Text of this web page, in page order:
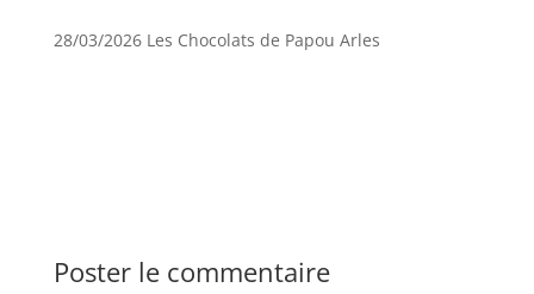
28/03/2026 Les Chocolats de Papou Arles
Poster le commentaire